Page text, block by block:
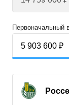
Первоначальный